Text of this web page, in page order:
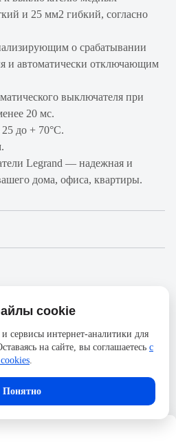
В корзину
и 25 мм2 гибкий, согласно
о срабатывании
и автоматически отключающим
выключателя при
20 мс.
25 до + 70°С.
мм.
Legrand — надежная и
дома, офиса, квартиры.
TX3
400
, чтобы иметь
вопросы.
могут отличаться от реального
Компания АйДистрибьют не несёт
текущей модели товаров фотографиям,
cookie
сервисы интернет-аналитики для
на сайте, вы соглашаетесь с
.
Понятно